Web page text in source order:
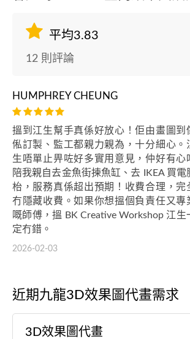
平均3.83
12 則評論
HUMPHREY CHEUNG
搵到江生幫手真係好放心！佢由畫圖到
俬訂製、監工都親力親為，十分細心。
生唔單止畀咗好多實用意見，仲好有心
陪我親自去金魚街揀魚缸、去 IKEA 買電
枱，服務真係超出預期！收費合理，完
冇隱藏收費。如果你想搵個負責任又專
嘅師傅，搵 BK Creative Workshop 江生
定冇錯。
2026-02-03
近期九龍3D效果圖代畫需求
3D效果圖代畫